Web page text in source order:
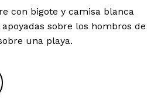
con bigote y camisa blanca
sobre los hombros de
una playa.